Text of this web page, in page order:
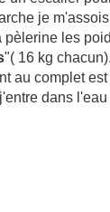
je
pèlerine les
"( 16 kg chacun).
au complet
dans